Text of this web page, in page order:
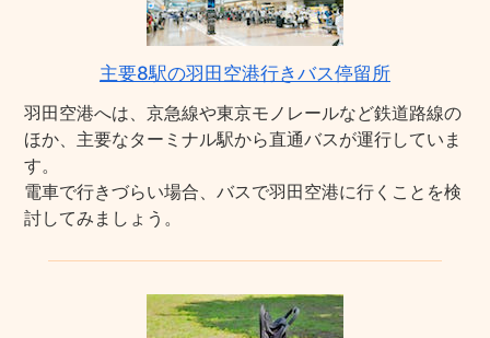
主要8駅の羽田空港行きバス停留所
羽田空港へは、京急線や東京モノレールなど鉄道路線の
ほか、主要なターミナル駅から直通バスが運行していま
す。
電車で行きづらい場合、バスで羽田空港に行くことを検
討してみましょう。